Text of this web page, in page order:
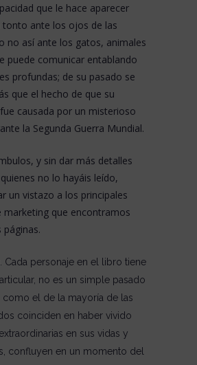
que le hace aparecer
tonto ante los ojos de las
no así ante los gatos, animales
puede comunicar entablando
profundas; de su pasado se
que el hecho de que su
causada por un misterioso
la Segunda Guerra Mundial.
y sin dar más detalles
no lo hayáis leído,
un vistazo a los principales
marketing que encontramos
páginas.
. Cada personaje en el libro tiene
no es un simple pasado
como el de la mayoría de las
coinciden en haber vivido
en sus vidas y
confluyen en un momento del